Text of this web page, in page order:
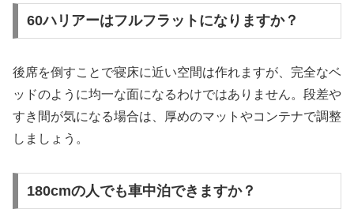
60ハリアーはフルフラットになりますか？
後席を倒すことで寝床に近い空間は作れますが、完全なベ
ッドのように均一な面になるわけではありません。段差や
すき間が気になる場合は、厚めのマットやコンテナで調整
しましょう。
180cmの人でも車中泊できますか？